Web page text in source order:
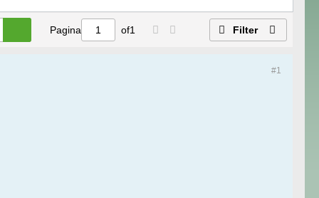
Pagina of1 Filter
#1